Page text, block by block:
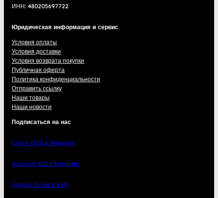
ИНН: 480205697722
Юридическая информация и сервис
Условия оплаты
Условия доставки
Условия возврата покупки
Публичная оферта
Политика конфиденциальности
Отправить ссылку
Наши товары
Наши новости
Подписаться на нас
Спорт НОД в Telegram
Красный Код в Telegram
Андрей Бугаков в ВК